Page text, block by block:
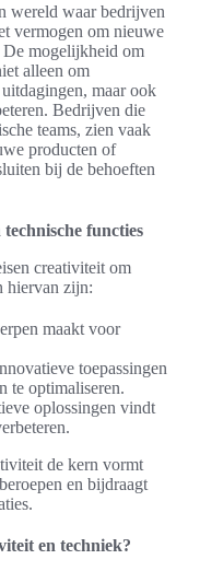
wereld waar bedrijven
vermogen om nieuwe
De mogelijkheid om
alleen om
maar ook
Bedrijven die
teams, zien vaak
producten of
bij de behoeften
functies
creativiteit om
hiervan zijn:
maakt voor
toepassingen
te optimaliseren.
oplossingen vindt
de kern vormt
en bijdraagt
en techniek?